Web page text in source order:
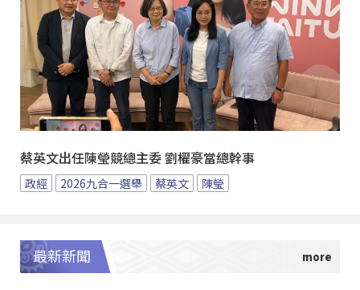
蔡英文出任陳瑩競總主委 劉櫂豪當總幹事
政經 2026九合一選舉 蔡英文 陳瑩
最新新聞